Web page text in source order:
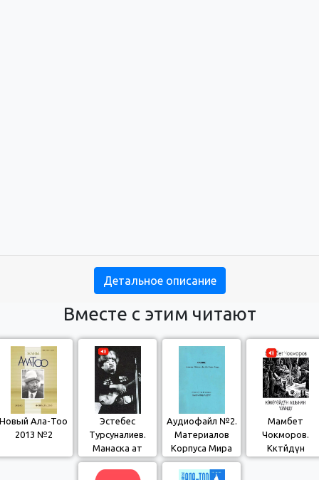
Детальное описание
Вместе с этим читают
Новый Ала-Тоо
2013 №2
Эстебес
Турсуналиев.
Манаска ат
койулушу
Аудиофайл №2.
Материалов
Корпуса Мира
для изучения
кыргызского
Мамбет
Чокморов.
Көкөтөйдүн
ашынан үзүндү